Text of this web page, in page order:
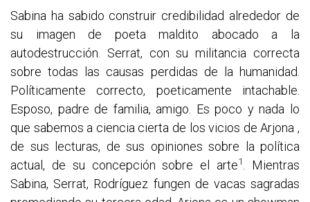
Sabina ha sabido construir credibilidad alrededor de
su imagen de poeta maldito abocado a la
autodestrucción. Serrat, con su militancia correcta
sobre todas las causas perdidas de la humanidad.
Políticamente correcto, poeticamente intachable.
Esposo, padre de familia, amigo. Es poco y nada lo
que sabemos a ciencia cierta de los vicios de Arjona ,
de sus lecturas, de sus opiniones sobre la política
actual, de su concepción sobre el arte1
. Mientras
Sabina, Serrat, Rodríguez fungen de vacas sagradas